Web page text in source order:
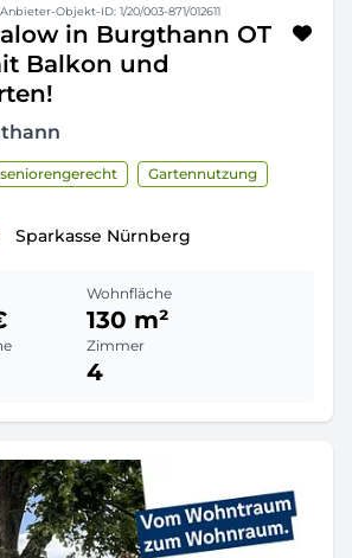
Objekt-ID: 1/20/003-871/012611
in Burgthann OT
Balkon und
seniorengerecht Gartennutzung
Sparkasse Nürnberg
Wohnfläche
130 m²
Zimmer
4